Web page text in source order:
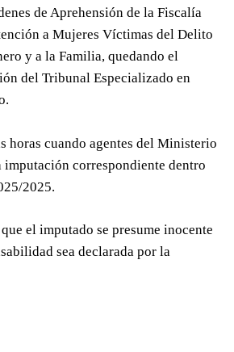
de Aprehensión de la Fiscalía
a Mujeres Víctimas del Delito
y a la Familia, quedando el
del Tribunal Especializado en
horas cuando agentes del Ministerio
correspondiente dentro
2025.
el imputado se presume inocente
sea declarada por la